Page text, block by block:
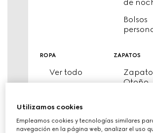
de
Bolsos
ropa
Ver todo
Tops &
Camisas
zapatos
Otoño
Ver
Utilizamos cookies
Empleamos cookies y tecnologías similares
navegación en la página web, analizar el uso